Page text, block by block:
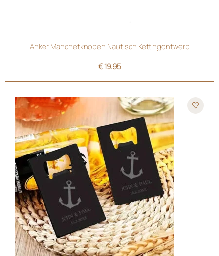
Anker Manchetknopen Nautisch Kettingontwerp
€19.95